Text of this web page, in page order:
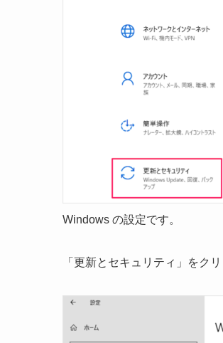
Windows の設定です。
「更新とセキュリティ」をク